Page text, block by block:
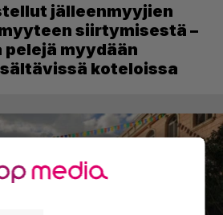
jälleenmyyjien
siirtymisestä –
myydään
koteloissa